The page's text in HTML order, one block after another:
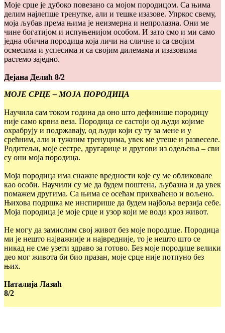
Моје срце је дубоко повезано са мојом породицом. Са њима
делим најлепше тренутке, али и тешке изазове. Упркос свему,
моја љубав према њима је неизмерна и непролазна. Они ме
чине богатијом и испуњенијом особом. И зато смо и ми само
једна обична породица која личи на сличне и са својим
осмесима и успесима и са својим дилемама и изазовима
растемо заједно.
Дејана Делић 8/2
МОЈЕ СРЦЕ – МОЈА ПОРОДИЦА
Научила сам током година да оно што дефинише породицу
није само крвна веза. Породица се састоји од људи којиме
охрабрују и подржавају, од људи који су ту за мене и у
срећним, али и тужним тренуцима, увек ме утеше и развеселе.
Родитељи, моје сестре, другарице и другови из одељења – сви
су они моја породица.
Моја породица има снажне вредности које су ме обликовале
као особи. Научили су ме да будем поштена, љубазна и да увек
помажем другима. Са њима се осећам прихваћено и вољено.
Њихова подршка ме инспирише да будем најбоља верзија себе.
Моја породица је моје срце и узор који ме води кроз живот.
Не могу да замислим свој живот без моје породице. Породица
ми је нешто најважније и највредније, то је нешто што се
никад не сме узети здраво за готово. Без моје породице велики
део мог живота би био празан, моје срце није потпуно без
њих.
Наталија Лазић
8/2